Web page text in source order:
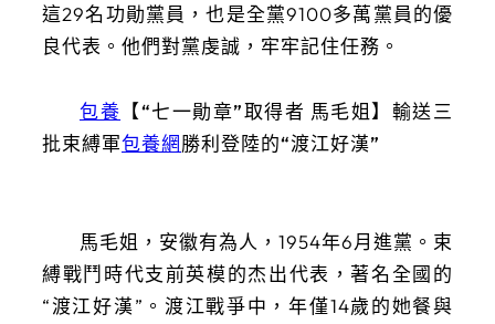
這29名功勛黨員，也是全黨9100多萬黨員的優
良代表。他們對黨虔誠，牢牢記住任務。
包養 【“七一勛章”取得者 馬毛姐】輸送三
批束縛軍包養網勝利登陸的“渡江好漢”
馬毛姐，安徽有為人，1954年6月進黨。束
縛戰鬥時代支前英模的杰出代表，著名全國的
“渡江好漢”。渡江戰爭中，年僅14歲的她餐與